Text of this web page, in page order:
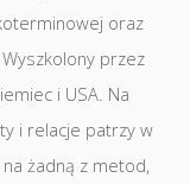
oraz
przez
i USA. Na
i relacje patrzy w
żadną z metod,